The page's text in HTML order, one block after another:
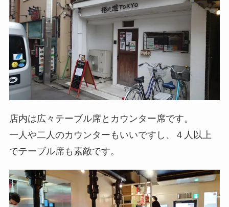
店内は広々テーブル席とカウンター席です。
一人や二人のカウンターもいいですし、４人以上
でテーブル席も素敵です。